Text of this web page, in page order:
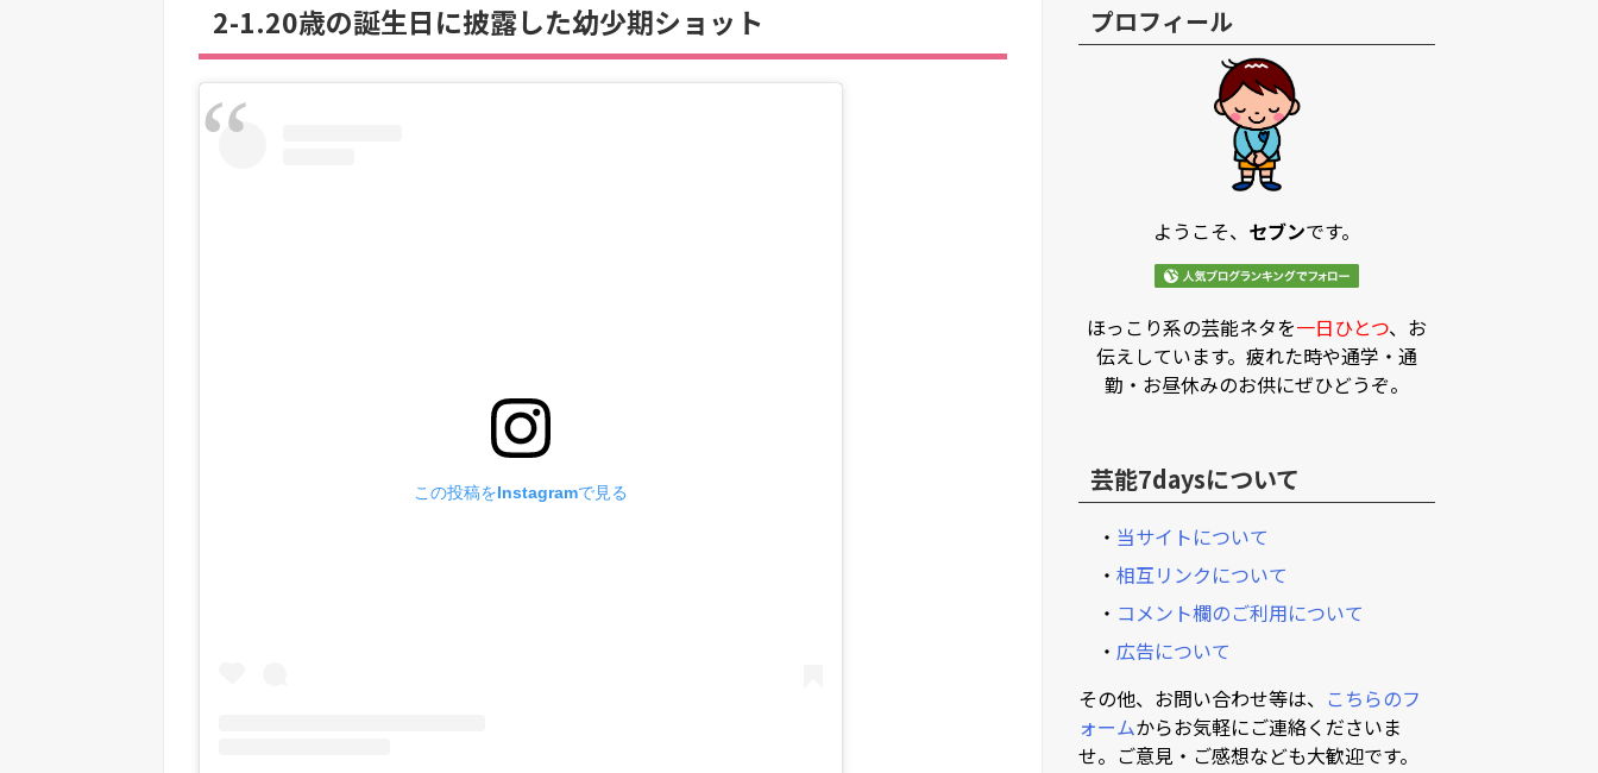
2-1.20歳の誕生日に披露した幼少期ショット
この投稿をInstagramで見る
プロフィール
ようこそ、 セブンです。
ほっこり系の芸能ネタを一日ひとつ、お
伝えしています。疲れた時や通学・通
勤・お昼休みのお供にぜひどうぞ。
芸能7daysについて
・ 当サイトについて
・ 相互リンクについて
・ コメント欄のご利用について
・ 広告について
その他、お問い合わせ等は、 こちらのフ
ォームからお気軽にご連絡くださいま
せ。ご意見・ご感想なども大歓迎です。